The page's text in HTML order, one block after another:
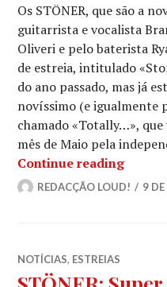
Os STÖNER, que são a
guitarrista e vocalista
Oliveri e pelo baterista
de estreia, intitulado
do ano passado, mas já
novíssimo (e igualmente
chamado «Totally…»,
mês de Maio pela
Continue reading
REDACÇÃO LOUD! 9
NOTÍCIAS, ESTREIAS